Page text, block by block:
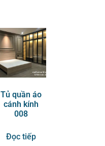
Tủ quần áo
cánh kính
008
Đọc tiếp